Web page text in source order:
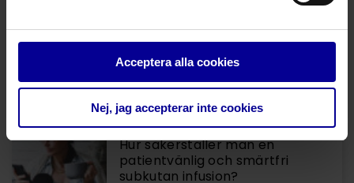
Acceptera alla cookies
Nej, jag accepterar inte cookies
Talventiler vid intensivvård – när
och hur kan de användas?
Marcus Reinhardt
25.4.2025 •Infusionsbehandlingar
Hur säkerställer man en
patientvänlig och smärtfri
subkutan infusion?